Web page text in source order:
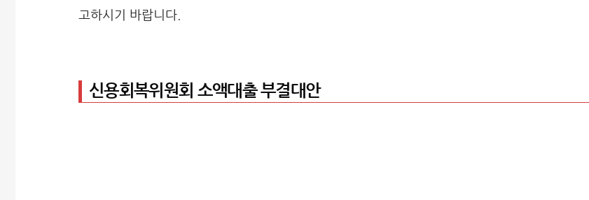
고하시기 바랍니다.
신용회복위원회 소액대출 부결대안